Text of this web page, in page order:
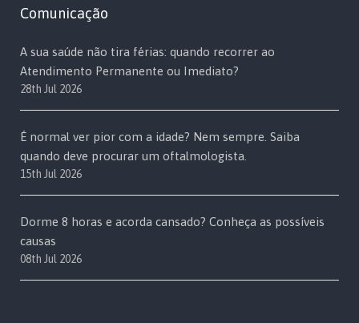
Comunicação
A sua saúde não tira férias: quando recorrer ao
Atendimento Permanente ou Imediato?
28th Jul 2026
É normal ver pior com a idade? Nem sempre. Saiba
quando deve procurar um oftalmologista.
15th Jul 2026
Dorme 8 horas e acorda cansado? Conheça as possíveis
causas
08th Jul 2026